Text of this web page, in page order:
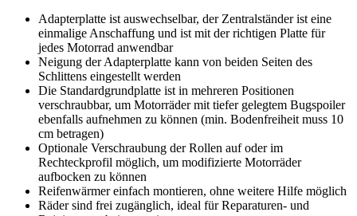
Adapterplatte ist auswechselbar, der Zentralständer ist eine
einmalige Anschaffung und ist mit der richtigen Platte für
jedes Motorrad anwendbar
Neigung der Adapterplatte kann von beiden Seiten des
Schlittens eingestellt werden
Die Standardgrundplatte ist in mehreren Positionen
verschraubbar, um Motorräder mit tiefer gelegtem Bugspoiler
ebenfalls aufnehmen zu können (min. Bodenfreiheit muss 10
cm betragen)
Optionale Verschraubung der Rollen auf oder im
Rechteckprofil möglich, um modifizierte Motorräder
aufbocken zu können
Reifenwärmer einfach montieren, ohne weitere Hilfe möglich
Räder sind frei zugänglich, ideal für Reparaturen- und